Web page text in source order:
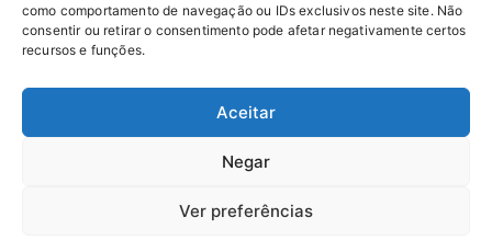
como comportamento de navegação ou IDs exclusivos neste site. Não
consentir ou retirar o consentimento pode afetar negativamente certos
recursos e funções.
Aceitar
Negar
Ver preferências
Política de Privacidade
Política de Cookies
Licença de Uso
Arte Para Canecas. Todos os direitos reservados.